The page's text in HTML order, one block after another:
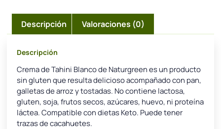
Descripción Valoraciones (0)
Descripción
Crema de Tahini Blanco de Naturgreen es un producto
sin gluten que resulta delicioso acompañado con pan,
galletas de arroz y tostadas. No contiene lactosa,
gluten, soja, frutos secos, azúcares, huevo, ni proteína
láctea. Compatible con dietas Keto. Puede tener
trazas de cacahuetes.